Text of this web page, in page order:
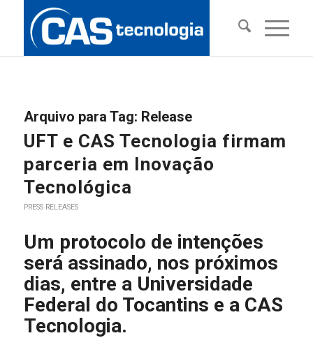
Arquivo para Tag: Release
UFT e CAS Tecnologia firmam
parceria em Inovação
Tecnológica
PRESS RELEASES
Um protocolo de intenções
será assinado, nos próximos
dias, entre a Universidade
Federal do Tocantins e a CAS
Tecnologia.